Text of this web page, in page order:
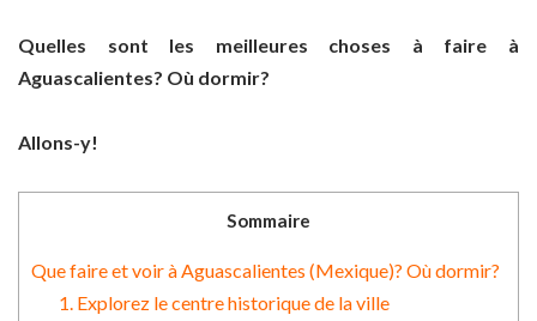
Quelles sont les meilleures choses à faire à
Aguascalientes? Où dormir?
Allons-y!
Sommaire
Que faire et voir à Aguascalientes (Mexique)? Où dormir?
1. Explorez le centre historique de la ville